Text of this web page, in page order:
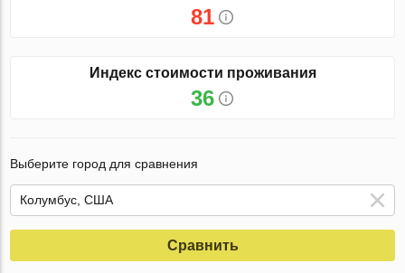
81
Индекс стоимости проживания
36
Выберите город для сравнения
Сравнить